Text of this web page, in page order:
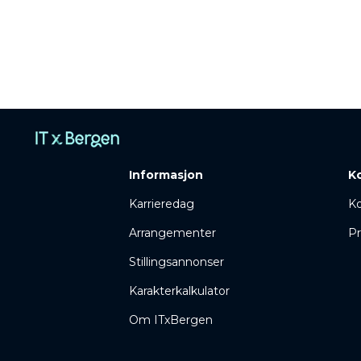
Informasjon
Karrieredag
Arrangementer
Stillingsannonser
Karakterkalkulator
Om ITxBergen